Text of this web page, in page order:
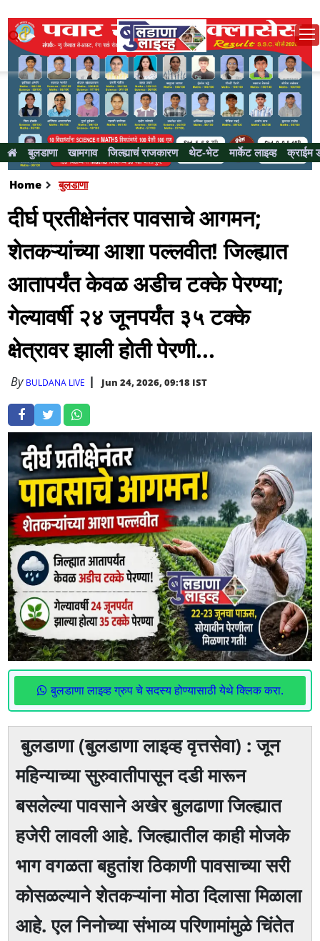
बुलडाणा खामगाव जिल्ह्याचं राजकारण थेट-भेट मार्केट लाइव्ह क्राईम
Home बुलडाणा
दीर्घ प्रतीक्षेनंतर पावसाचे आगमन;
शेतकऱ्यांच्या आशा पल्लवीत! जिल्ह्यात
आतापर्यंत केवळ अडीच टक्के पेरण्या;
गेल्यावर्षी २४ जूनपर्यंत ३५ टक्के
क्षेत्रावर झाली होती पेरणी...
By BULDANA LIVE Jun 24, 2026, 09:18 IST
बुलडाणा लाइव्ह ग्रुप चे सदस्य होण्यासाठी येथे क्लिक करा.
बुलडाणा (बुलडाणा लाइव्ह वृत्तसेवा) : जून
महिन्याच्या सुरुवातीपासून दडी मारून
बसलेल्या पावसाने अखेर बुलढाणा जिल्ह्यात
हजेरी लावली आहे. जिल्ह्यातील काही मोजके
भाग वगळता बहुतांश ठिकाणी पावसाच्या सरी
कोसळल्याने शेतकऱ्यांना मोठा दिलासा मिळाला
आहे. एल निनोच्या संभाव्य परिणामांमुळे चिंतेत